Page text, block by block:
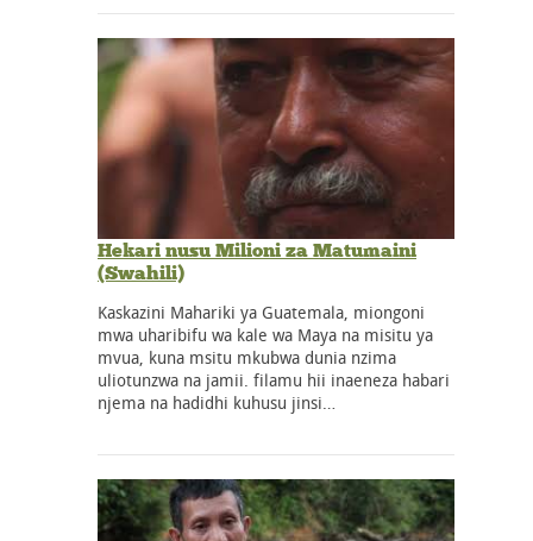
Hekari nusu Milioni za Matumaini
(Swahili)
Kaskazini Mahariki ya Guatemala, miongoni
mwa uharibifu wa kale wa Maya na misitu ya
mvua, kuna msitu mkubwa dunia nzima
uliotunzwa na jamii. filamu hii inaeneza habari
njema na hadidhi kuhusu jinsi…